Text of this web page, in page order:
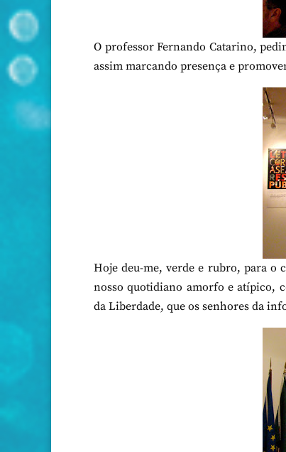
O professor Fernando Catarino,
assim marcando presença e
Hoje deu-me, verde e rubro, para o
nosso quotidiano amorfo e atípico,
da Liberdade, que os senhores da